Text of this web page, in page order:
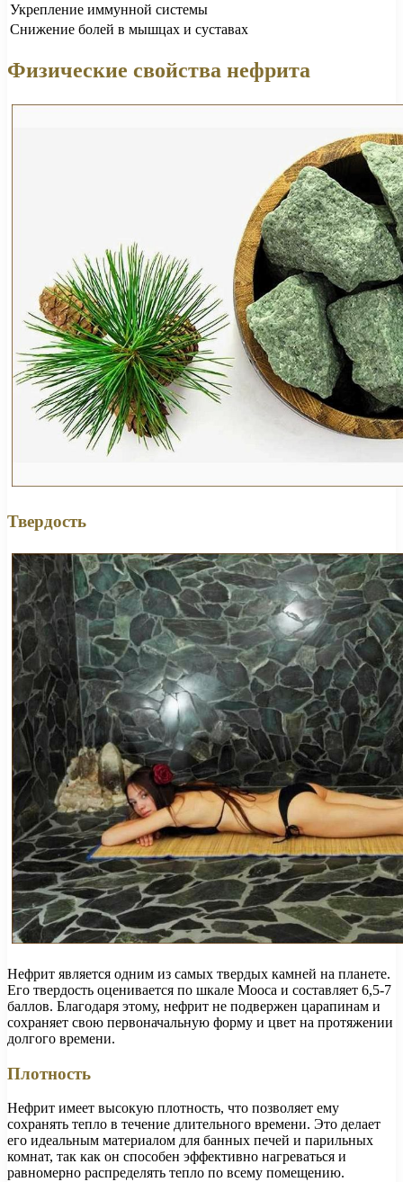
Укрепление иммунной системы
Снижение болей в мышцах и суставах
Физические свойства нефрита
Твердость
Нефрит является одним из самых твердых камней на планете.
Его твердость оценивается по шкале Мооса и составляет 6,5-7
баллов. Благодаря этому, нефрит не подвержен царапинам и
сохраняет свою первоначальную форму и цвет на протяжении
долгого времени.
Плотность
Нефрит имеет высокую плотность, что позволяет ему
сохранять тепло в течение длительного времени. Это делает
его идеальным материалом для банных печей и парильных
комнат, так как он способен эффективно нагреваться и
равномерно распределять тепло по всему помещению.